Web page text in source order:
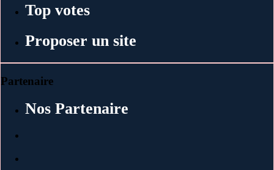
Top votes
Proposer un site
Partenaire
Nos Partenaire